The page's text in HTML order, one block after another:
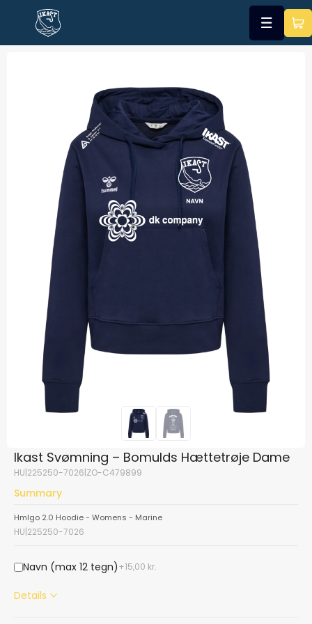
Ikast Svømning – Bomulds Hættetrøje Dame
HU|225250-7026|ZO-C479899
Summary
Hmlgo 2.0 Hoodie - Womens - Marine
HU|225250-7026
Navn (max 12 tegn) 15,00 kr.
Details